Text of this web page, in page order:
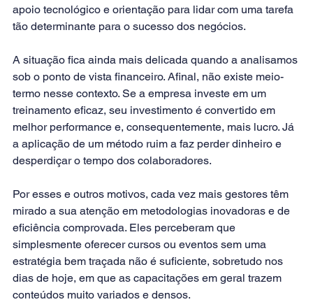
apoio tecnológico e orientação para lidar com uma tarefa
tão determinante para o sucesso dos negócios.
A situação fica ainda mais delicada quando a analisamos
sob o ponto de vista financeiro. Afinal, não existe meio-
termo nesse contexto. Se a empresa investe em um
treinamento eficaz, seu investimento é convertido em
melhor performance e, consequentemente, mais lucro. Já
a aplicação de um método ruim a faz perder dinheiro e
desperdiçar o tempo dos colaboradores.
Por esses e outros motivos, cada vez mais gestores têm
mirado a sua atenção em metodologias inovadoras e de
eficiência comprovada. Eles perceberam que
simplesmente oferecer cursos ou eventos sem uma
estratégia bem traçada não é suficiente, sobretudo nos
dias de hoje, em que as capacitações em geral trazem
conteúdos muito variados e densos.